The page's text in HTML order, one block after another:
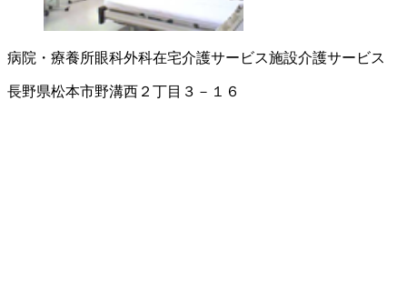
病院・療養所眼科外科在宅介護サービス施設介護サービス
長野県松本市野溝西２丁目３－１６